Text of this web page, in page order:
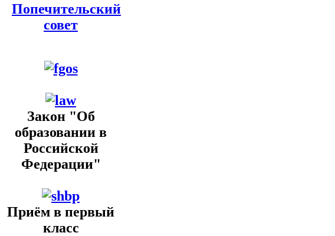
Попечительский
совет
Закон "Об
образовании в
Российской
Федерации"
Приём в первый
класс